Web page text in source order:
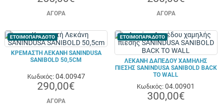
ΑΓΟΡΆ ΑΓΟΡΆ
ΕΤΟΙΜΟΠΑΡΑΔΟΤΟ
ΚΡΕΜΑΣΤΉ ΛΕΚΆΝΗ SANINDUSA
SANIBOLD 50,5CM
Κωδικός: 04.00947
290,00€
ΑΓΟΡΆ
ΕΤΟΙΜΟΠΑΡΑΔΟΤΟ
ΛΕΚΆΝΗ ΔΑΠΈΔΟΥ ΧΑΜΗΛΉΣ
ΠΊΕΣΗΣ SANINDUSA SANIBOLD BACK
TO WALL
Κωδικός:04.00901
300,00€